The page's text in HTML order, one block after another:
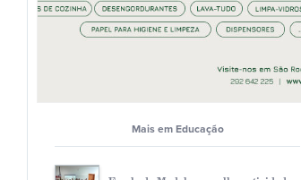
Mais em Educação